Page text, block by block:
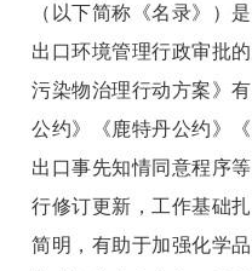
（以下简称《名录》）
出口环境管理行政审批
污染物治理行动方案》
公约》《鹿特丹公约》
出口事先知情同意程序
行修订更新，工作基础
简明，有助于加强化学